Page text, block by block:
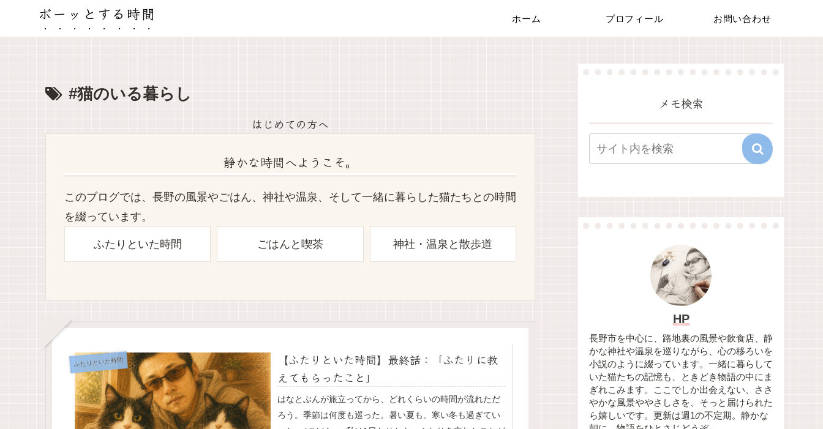
ボーッとする時間 ホーム プロフィール お問い合わせ
#猫のいる暮らし
はじめての方へ
静かな時間へようこそ。
このブログでは、長野の風景やごはん、神社や温泉、そして一緒に暮らした猫たちとの時間
を綴っています。
ふたりといた時間 ごはんと喫茶 神社・温泉と散歩道
ふたりといた時間
【ふたりといた時間】最終話：「ふたりに教
えてもらったこと」
はなとぶんが旅立ってから、どれくらいの時間が流れただ
ろう。季節は何度も巡った。暑い夏も、寒い冬も過ぎてい
メモ検索
HP
長野市を中心に、路地裏の風景や飲食店、静
かな神社や温泉を巡りながら、心の移ろいを
小説のように綴っています。一緒に暮らして
いた猫たちの記憶も、ときどき物語の中にま
ぎれこみます。ここでしか出会えない、ささ
やかな風景ややさしさを、そっと届けられた
ら嬉しいです。更新は週1の不定期。静かな